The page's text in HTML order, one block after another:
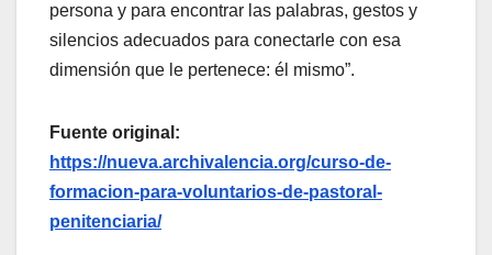
persona y para encontrar las palabras, gestos y
silencios adecuados para conectarle con esa
dimensión que le pertenece: él mismo”.
Fuente original:
https://nueva.archivalencia.org/curso-de-
formacion-para-voluntarios-de-pastoral-
penitenciaria/